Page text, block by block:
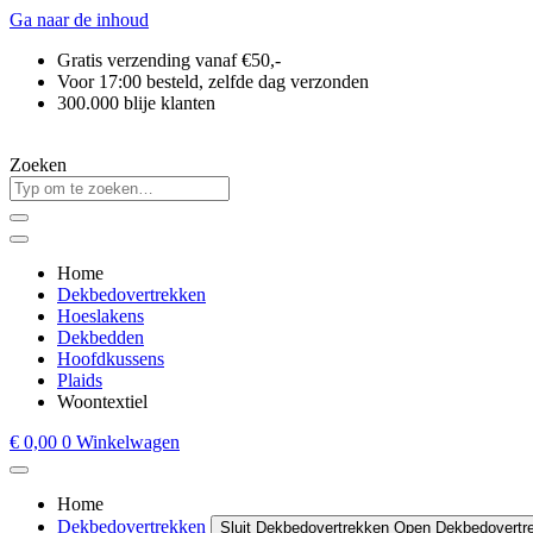
Ga naar de inhoud
Gratis verzending vanaf €50,-
Voor 17:00 besteld, zelfde dag verzonden
300.000 blije klanten
Zoeken
Home
Dekbedovertrekken
Hoeslakens
Dekbedden
Hoofdkussens
Plaids
Woontextiel
€ 0,00 0 Winkelwagen
Home
Dekbedovertrekken
Sluit Dekbedovertrekken Open